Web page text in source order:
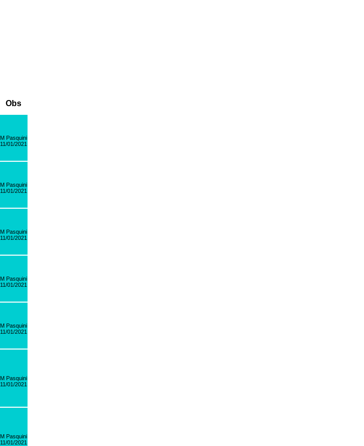
Obs
M Pasquini
11/01/2021
M Pasquini
11/01/2021
M Pasquini
11/01/2021
M Pasquini
11/01/2021
M Pasquini
11/01/2021
M Pasquini
11/01/2021
M Pasquini
11/01/2021